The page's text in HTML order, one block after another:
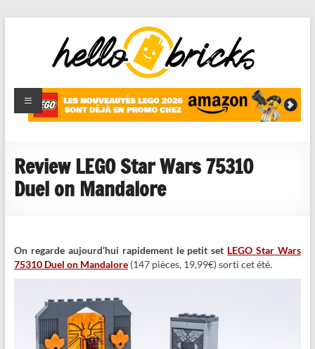
HelloBricks
Blog LEGO,
nouveaut�s
reviews
Review LEGO Star Wars 75310
Duel on Mandalore
On regarde aujourd’hui rapidement le petit set LEGO Star Wars
75310 Duel on Mandalore(147 pièces, 19,99€) sorti cet été.